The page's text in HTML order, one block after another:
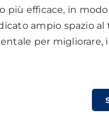
efficace, in
ampio spazio
per migliorare,